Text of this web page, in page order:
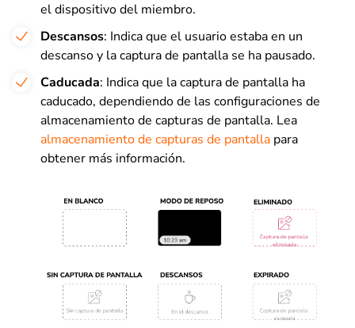
el dispositivo del miembro.
Descansos: Indica que el usuario estaba en un
descanso y la captura de pantalla se ha pausado.
Caducada: Indica que la captura de pantalla ha
caducado, dependiendo de las configuraciones de
almacenamiento de capturas de pantalla. Lea
almacenamiento de capturas de pantalla para
obtener más información.